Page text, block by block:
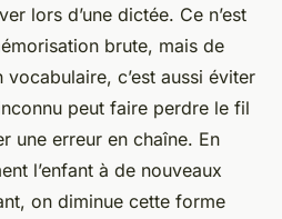
lors d’une dictée. Ce n’est
brute, mais de
c’est aussi éviter
peut faire perdre le fil
une erreur en chaîne. En
l’enfant à de nouveaux
on diminue cette forme